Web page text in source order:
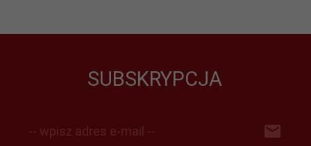
SUBSKRYPCJA
-- wpisz adres e-mail --